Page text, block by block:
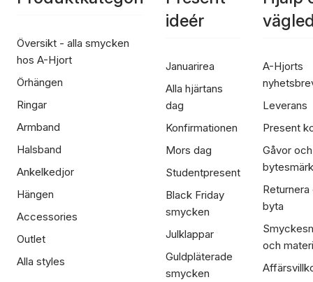
Översikt - alla smycken
hos A-Hjort
Örhängen
Ringar
Armband
Halsband
Ankelkedjor
Hängen
Accessories
Outlet
Alla styles
ideér
Januarirea
Alla hjärtans
dag
Konfirmationen
Mors dag
Studentpresent
Black Friday
smycken
Julklappar
Guldpläterade
smycken
A-Hjorts
Leverans
Present
Gåvor och
Returnera
byta
och